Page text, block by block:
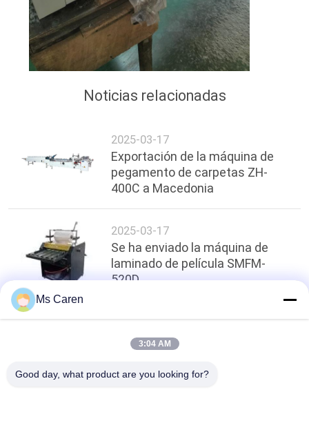
Noticias relacionadas
2025-03-17
Exportación de la máquina de
pegamento de carpetas ZH-
400C a Macedonia
2025-03-17
Se ha enviado la máquina de
laminado de película SMFM-
520D
arriba
Ms Caren
3:04 AM
Good day, what product are you looking for?